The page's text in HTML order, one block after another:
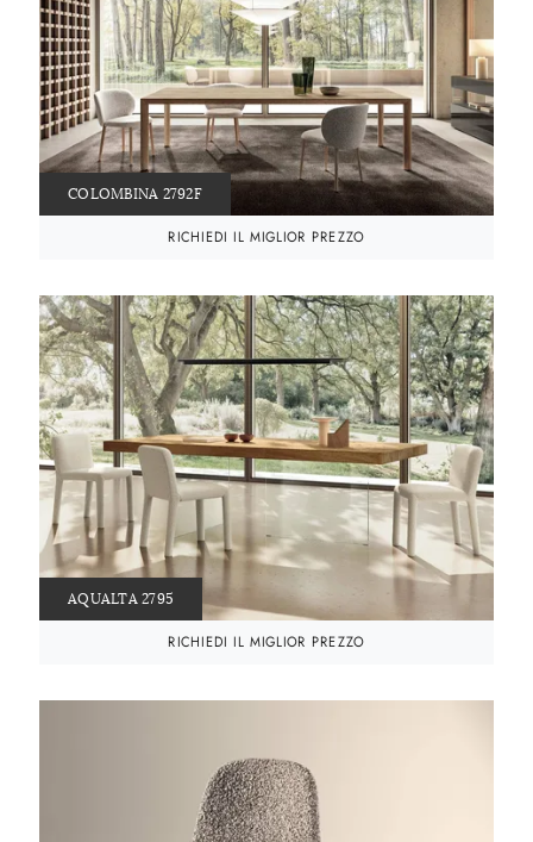
COLOMBINA 2792F
RICHIEDI IL MIGLIOR PREZZO
AQUALTA 2795
RICHIEDI IL MIGLIOR PREZZO